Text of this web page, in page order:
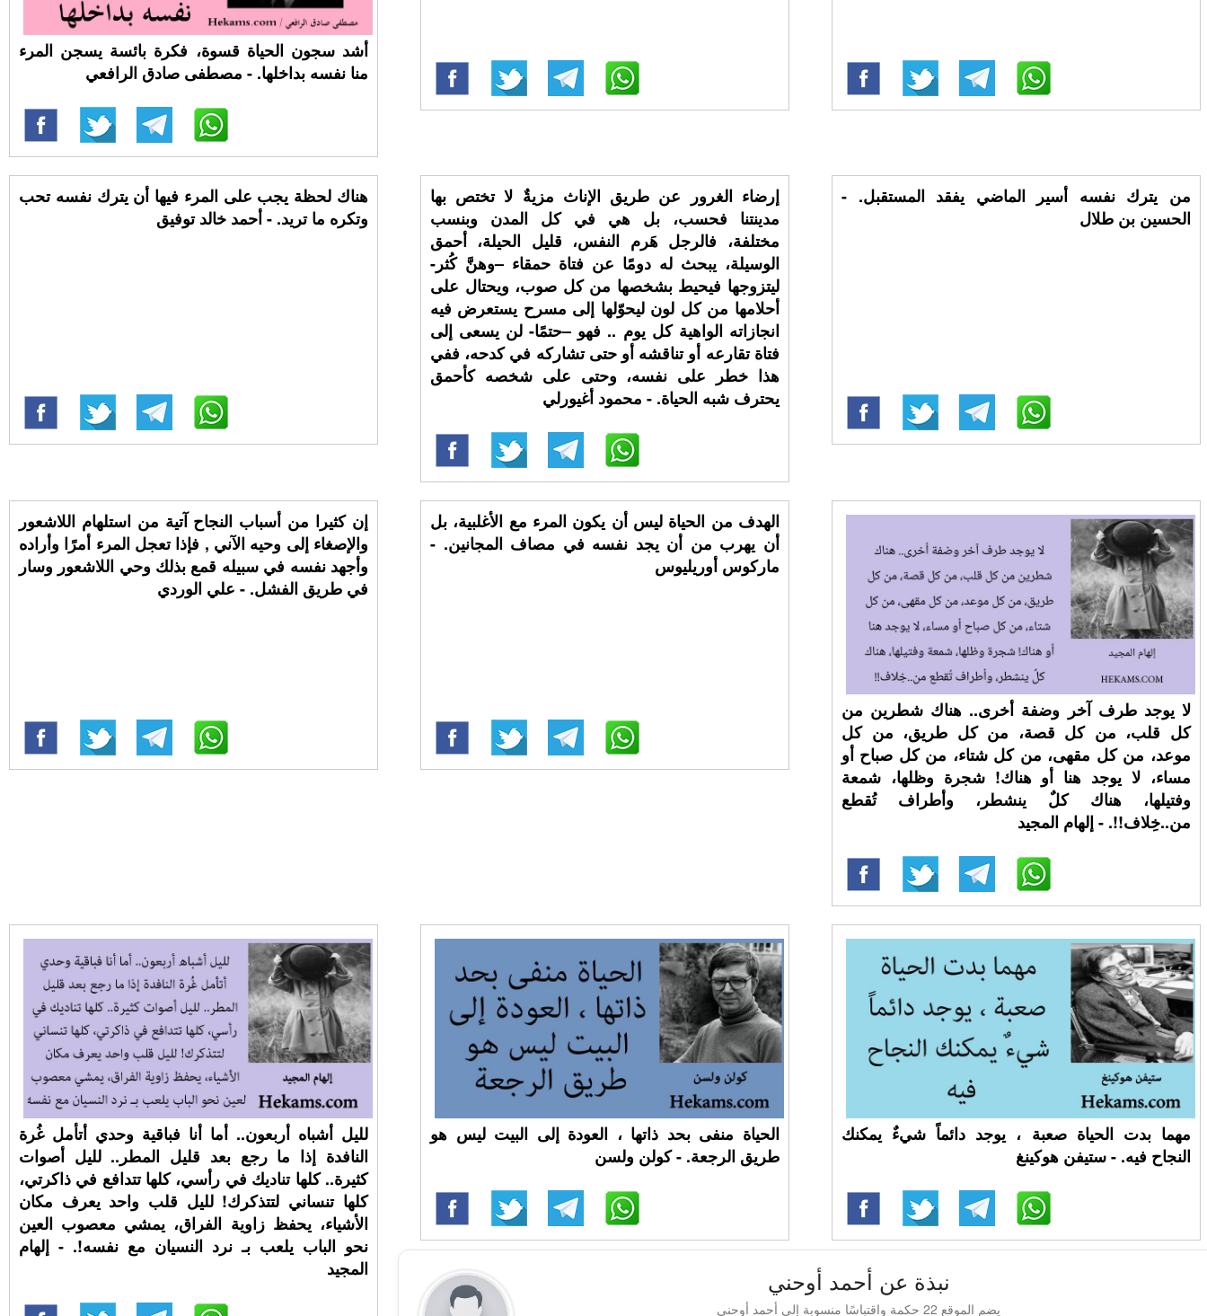
أشد سجون الحياة قسوة، فكرة بائسة يسجن المرء
منا نفسه بداخلها. - مصطفى صادق الرافعي
هناك لحظة يجب على المرء فيها أن يترك نفسه تحب
وتكره ما تريد. - أحمد خالد توفيق
إرضاء الغرور عن طريق الإناث مزيةٌ لا تختص بها
مدينتنا فحسب، بل هي في كل المدن وبنسب
مختلفة، فالرجل هَرم النفس، قليل الحيلة، أحمق
الوسيلة، يبحث له دومًا عن فتاة حمقاء –وهنَّ كُثر-
ليتزوجها فيحيط بشخصها من كل صوب، ويحتال على
أحلامها من كل لون ليحوّلها إلى مسرح يستعرض فيه
انجازاته الواهية كل يوم .. فهو –حتمًا- لن يسعى إلى
فتاة تقارعه أو تناقشه أو حتى تشاركه في كدحه، ففي
هذا خطر على نفسه، وحتى على شخصه كأحمق
يحترف شبه الحياة. - محمود أغيورلي
من يترك نفسه أسير الماضي يفقد المستقبل. -
الحسين بن طلال
إن كثيرا من أسباب النجاح آتية من استلهام اللاشعور
والإصغاء إلى وحيه الآني , فإذا تعجل المرء أمرًا وأراده
وأجهد نفسه في سبيله قمع بذلك وحي اللاشعور وسار
في طريق الفشل. - علي الوردي
الهدف من الحياة ليس أن يكون المرء مع الأغلبية، بل
أن يهرب من أن يجد نفسه في مصاف المجانين. -
ماركوس أوريليوس
لا يوجد طرف آخر وضفة أخرى.. هناك شطرين من
كل قلب، من كل قصة، من كل طريق، من كل
موعد، من كل مقهى، من كل شتاء، من كل صباح أو
مساء، لا يوجد هنا أو هناك! شجرة وظلها، شمعة
وفتيلها، هناك كلٌ ينشطر، وأطراف تُقطع
من..خِلاف!!. - إلهام المجيد
لليل أشباه أربعون.. أما أنا فباقية وحدي أتأمل غُرة
النافدة إذا ما رجع بعد قليل المطر.. لليل أصوات
كثيرة.. كلها تناديك في رأسي، كلها تتدافع في ذاكرتي،
كلها تنساني لتتذكرك! لليل قلب واحد يعرف مكان
الأشياء، يحفظ زاوية الفراق، يمشي معصوب العين
نحو الباب يلعب بـ نرد النسيان مع نفسه!. - إلهام
المجيد
الحياة منفى بحد ذاتها ، العودة إلى البيت ليس هو
طريق الرجعة. - كولن ولسن
مهما بدت الحياة صعبة ، يوجد دائماً شيءٌ يمكنك
النجاح فيه. - ستيفن هوكينغ
نبذة عن أحمد أوحني
يضم الموقع 22 حكمة واقتباسًا منسوبة إلى أحمد أوحني